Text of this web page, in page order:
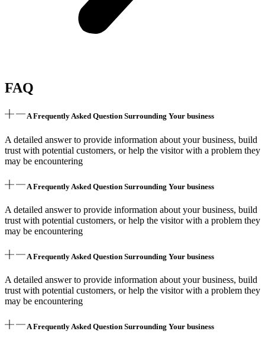
FAQ
A Frequently Asked Question Surrounding Your business
A detailed answer to provide information about your business, build
trust with potential customers, or help the visitor with a problem they
may be encountering
A Frequently Asked Question Surrounding Your business
A detailed answer to provide information about your business, build
trust with potential customers, or help the visitor with a problem they
may be encountering
A Frequently Asked Question Surrounding Your business
A detailed answer to provide information about your business, build
trust with potential customers, or help the visitor with a problem they
may be encountering
A Frequently Asked Question Surrounding Your business